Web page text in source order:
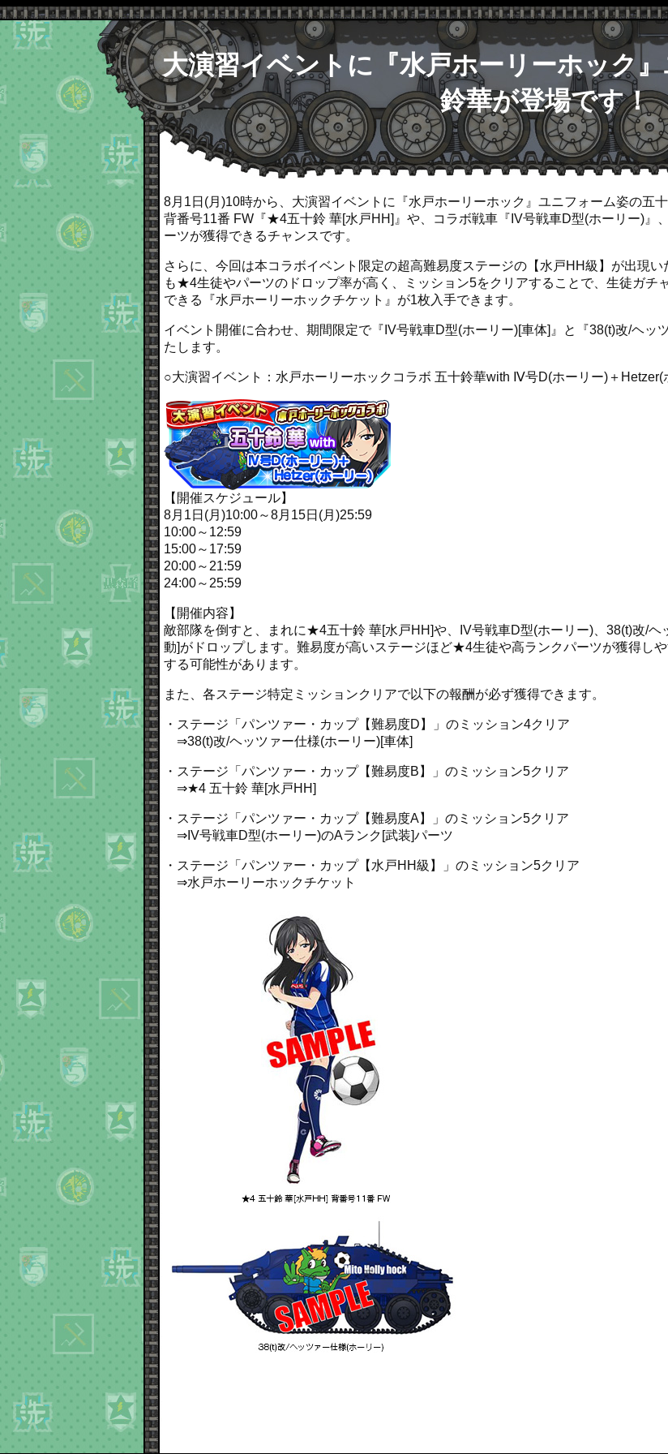
大演習イベントに『水戸ホーリーホック
鈴華が登場です！
8月1日(月)10時から、大演習イベントに『水戸ホーリーホック』ユニフォーム姿の五
背番号11番 FW『★4五十鈴 華[水戸HH]』や、コラボ戦車『IV号戦車D型(ホーリー)』
ーツが獲得できるチャンスです。
さらに、今回は本コラボイベント限定の超高難易度ステージの【水戸HH級】が出現
も★4生徒やパーツのドロップ率が高く、ミッション5をクリアすることで、生徒ガチ
できる『水戸ホーリーホックチケット』が1枚入手できます。
イベント開催に合わせ、期間限定で『IV号戦車D型(ホーリー)[車体]』と『38(t)改/ヘッ
たします。
○大演習イベント：水戸ホーリーホックコラボ 五十鈴華with Ⅳ号D(ホーリー)＋Hetzer(
【開催スケジュール】
8月1日(月)10:00～8月15日(月)25:59
10:00～12:59
15:00～17:59
20:00～21:59
24:00～25:59
【開催内容】
敵部隊を倒すと、まれに★4五十鈴 華[水戸HH]や、IV号戦車D型(ホーリー)、38(t)改/ヘ
動]がドロップします。難易度が高いステージほど★4生徒や高ランクパーツが獲得し
する可能性があります。
また、各ステージ特定ミッションクリアで以下の報酬が必ず獲得できます。
・ステージ「パンツァー・カップ【難易度D】」のミッション4クリア
⇒38(t)改/ヘッツァー仕様(ホーリー)[車体]
・ステージ「パンツァー・カップ【難易度B】」のミッション5クリア
⇒★4 五十鈴 華[水戸HH]
・ステージ「パンツァー・カップ【難易度A】」のミッション5クリア
⇒IV号戦車D型(ホーリー)のAランク[武装]パーツ
・ステージ「パンツァー・カップ【水戸HH級】」のミッション5クリア
⇒水戸ホーリーホックチケット